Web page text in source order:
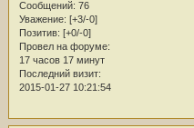
Сообщений: 76
Уважение: [+3/-0]
Позитив: [+0/-0]
Провел на форуме:
17 часов 17 минут
Последний визит:
2015-01-27 10:21:54